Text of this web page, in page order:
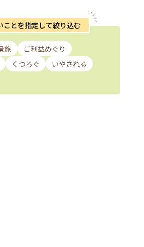
ことを指定して絞り込む
旅
ご利益めぐり
くつろぐ
いやされる